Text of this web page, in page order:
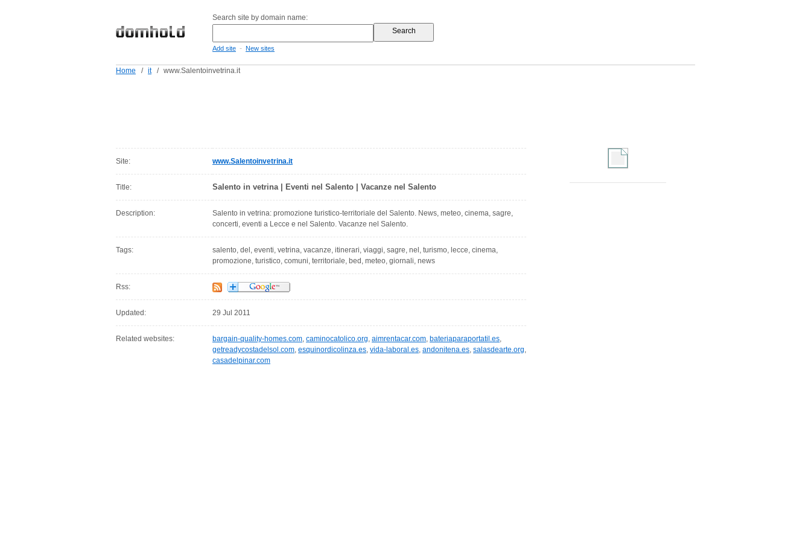
Search site by domain name:
Add site - New sites
Home / it / www.Salentoinvetrina.it
Site: www.Salentoinvetrina.it
Title: Salento in vetrina | Eventi nel Salento | Vacanze nel Salento
Description:
Salento in vetrina: promozione turistico-territoriale del Salento. News, meteo, cinema, sagre,
concerti, eventi a Lecce e nel Salento. Vacanze nel Salento.
Tags:
salento, del, eventi, vetrina, vacanze, itinerari, viaggi, sagre, nel, turismo, lecce, cinema,
promozione, turistico, comuni, territoriale, bed, meteo, giornali, news
Rss:
Updated: 29 Jul 2011
Related websites: bargain-quality-homes.com, caminocatolico.org, aimrentacar.com, bateriaparaportatil.es,
getreadycostadelsol.com, esquinordicolinza.es, vida-laboral.es, andonitena.es, salasdearte.org,
casadelpinar.com